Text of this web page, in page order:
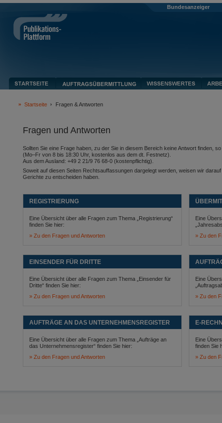
Bundesanzeiger
Startseite Fragen & Antworten
Fragen und Antworten
Sollten Sie eine Frage haben, zu der Sie in diesem Bereich keine Antwort finden,
(Mo–Fr von 8 bis 18:30 Uhr, kostenlos aus dem dt. Festnetz).
Aus dem Ausland: +49 2 21/9 76 68-0 (kostenpflichtig).
Soweit auf diesen Seiten Rechtsauffassungen dargelegt werden, weisen wir
Gerichte zu entscheiden haben.
REGISTRIERUNG
Eine Übersicht über alle Fragen zum Thema „Registrierung“
finden Sie hier:
Zu den Fragen und Antworten
Eine
Zu den
EINSENDER FÜR DRITTE
Eine Übersicht über alle Fragen zum Thema „Einsender für
Dritte“ finden Sie hier:
Zu den Fragen und Antworten
Eine
Zu den
AUFTRÄGE AN DAS UNTERNEHMENSREGISTER
Eine Übersicht über alle Fragen zum Thema „Aufträge an
das Unternehmensregister“ finden Sie hier:
Zu den Fragen und Antworten
E-
Eine
finden Sie
Zu den